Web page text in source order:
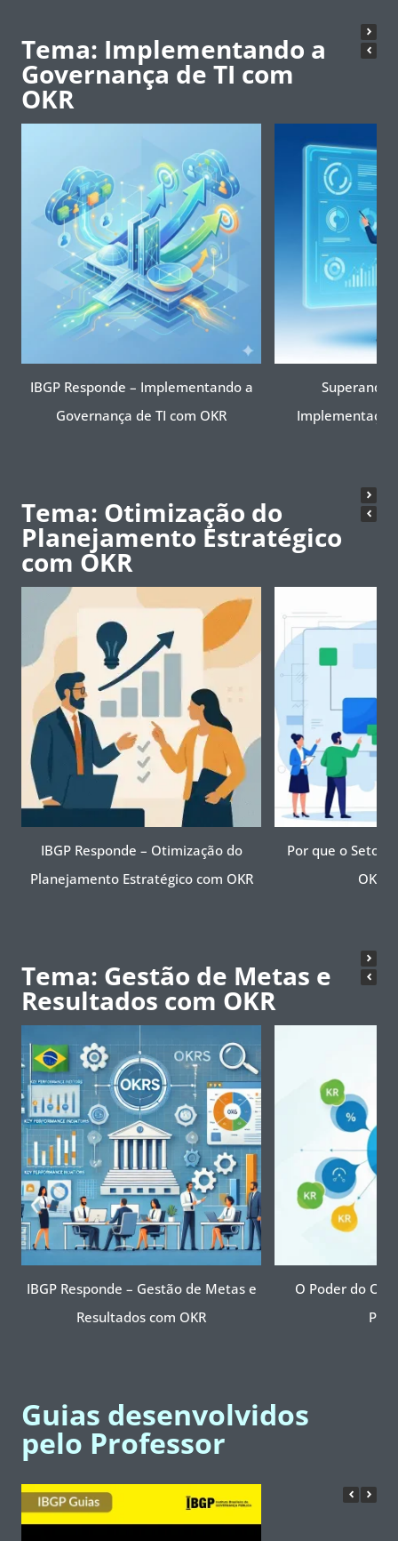
Tema: Implementando a
Governança de TI com
OKR
IBGP Responde – Implementando a
Governança de TI com OKR
Superando
Implementação
Tema: Otimização do
Planejamento Estratégico
com OKR
IBGP Responde – Otimização do
Planejamento Estratégico com OKR
Por que o Setor
OKR
Tema: Gestão de Metas e
Resultados com OKR
IBGP Responde – Gestão de Metas e
Resultados com OKR
O Poder do
Guias desenvolvidos
pelo Professor